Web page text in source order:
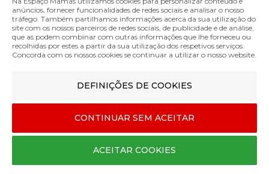
Cor
MÉTODOS DE ENVIO
MÉTODOS DE PAGAMENTO
Designed & developed by
©Espaço mamãs. Todos os direitos reservados
anúncios, fornecer funcionalidades de redes sociais e analisar o nosso
tráfego. Também partilhamos informações acerca da sua utilização do
site com os nossos parceiros de redes sociais, de publicidade e de análise,
que as podem combinar com outras informações que lhe forneceu ou
recolhidas por estes a partir da sua utilização dos respetivos serviços.
Concorda com os nossos cookies se continuar a utilizar o nosso website.
DEFINIÇÕES DE COOKIES
CONTINUAR SEM ACEITAR
ACEITAR COOKIES